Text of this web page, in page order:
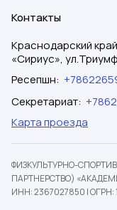
Контакты
Краснодарский
«Сириус»,
Ресепшн:
Секретариат:
Карта проезда
ФИЗКУЛЬТУРНО-
ПАРТНЕРСТВО)
ИНН: 2367027850 |ОГРН: